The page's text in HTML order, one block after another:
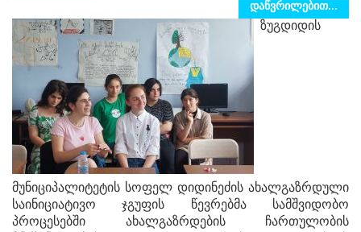
დაწვრილებით...
ზუგდიდის
მუნიციპალიტეტის სოფელ დიდინეძის ახალგაზრდული
საინიციატივო ჯგუფის წევრებმა სამშვიდობო
პროცესებში ახალგაზრდების ჩართულობის